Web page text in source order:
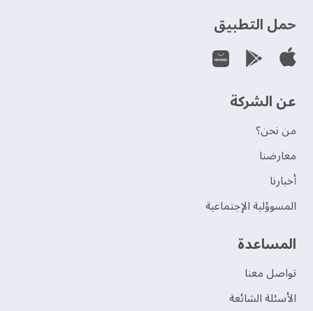
حمل التطبيق
عن الشركة
من نحن؟
‫معارضنا‬
‫أخبارنا‬
المسوؤلية الإجتماعية
‫المساعدة‬
تواصل معنا
الأسئلة الشائعة